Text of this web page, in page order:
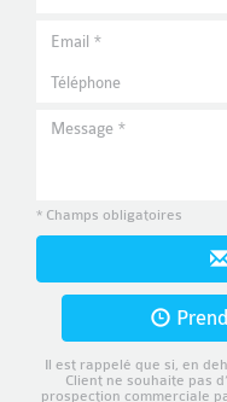
* Champs obligatoires
Il est rappelé que si, en
Client ne souhaite pas
prospection commerciale